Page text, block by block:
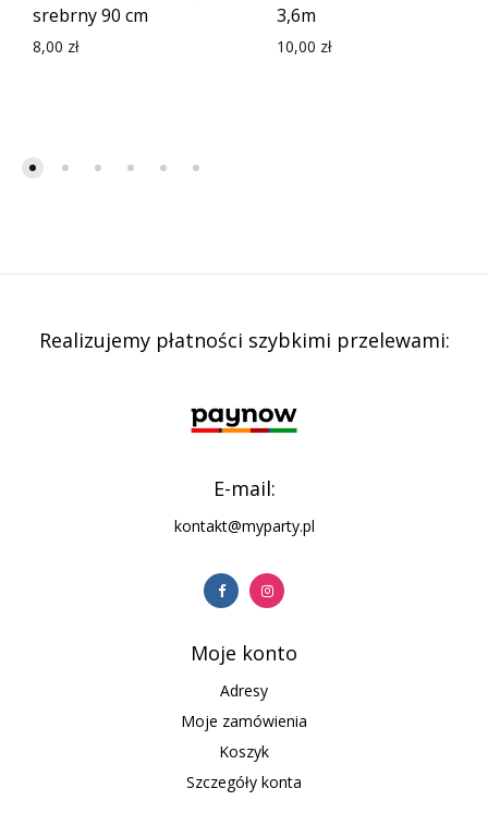
srebrny 90 cm
8,00 zł
3,6m
10,00 zł
Realizujemy płatności szybkimi przelewami:
E-mail:
kontakt@myparty.pl
Moje konto
Adresy
Moje zamówienia
Koszyk
Szczegóły konta